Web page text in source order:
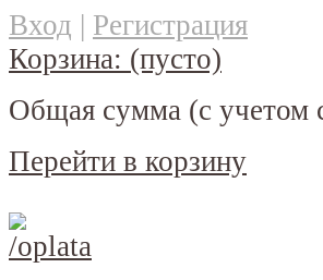
Вход | Регистрация
Корзина: (пусто)
Общая сумма (с учетом
Перейти в корзину